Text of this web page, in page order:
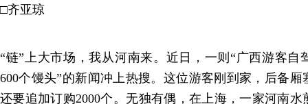
□齐亚琼
“链”上大市场，我从河南来。近日，一则“广西游客自
600个馒头”的新闻冲上热搜。这位游客刚到家，后备
还要追加订购2000个。无独有偶，在上海，一家河南